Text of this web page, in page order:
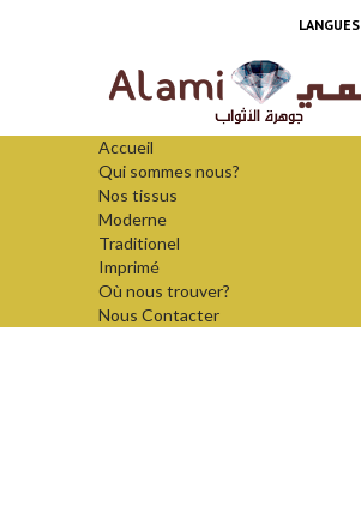
Accueil
Qui sommes nous?
Nos tissus
Moderne
Traditionel
Imprimé
Où nous trouver?
Nous Contacter